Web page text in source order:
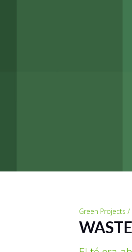
Green Projects